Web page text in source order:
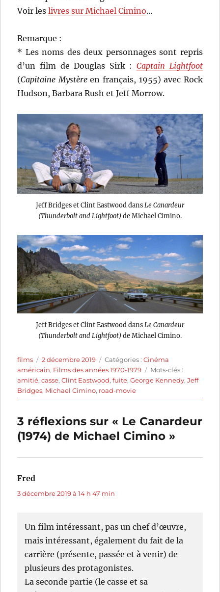
Voir leslivres sur Michael Cimino…
Remarque :
* Les noms des deux personnages sont repris
d’un film de Douglas Sirk :Captain Lightfoot
(Capitaine Mystèreen français, 1955) avec Rock
Hudson, Barbara Rush et Jeff Morrow.
Jeff Bridges et Clint Eastwood dans Le Canardeur
(Thunderbolt and Lightfoot)de Michael Cimino.
Jeff Bridges et Clint Eastwood dans Le Canardeur
(Thunderbolt and Lightfoot)de Michael Cimino.
Auteur
films
Publié
le
2 décembre 2019 Catégories
Catégories :Cinéma
américain, Films des années 1970-1979 Étiquettes
Mots-clés :
amitié,casse,Clint Eastwood,fuite,George Kennedy,Jeff
Bridges, Michael Cimino, road-movie
3 réflexions sur « Le Canardeur
(1974) de Michael Cimino »
Fred
3 décembre 2019 à 14 h 47 min
Un film intéressant, pas un chef d’œuvre,
mais intéressant, également du fait de la
carrière (présente, passée et à venir) de
plusieurs des protagonistes.
La seconde partie (le casse et sa